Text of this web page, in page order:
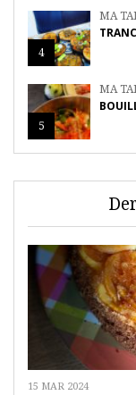
4
MA
5
MA
15 MAR 2024